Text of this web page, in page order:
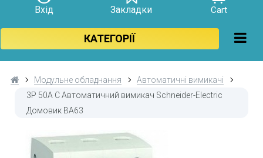
Вхід Закладки Cart
КАТЕГОРІЇ
Модульне обладнання
Автоматичні вимикачі
3Р 50A C Автоматичний вимикач Schneider-Electric
Домовик ВА63